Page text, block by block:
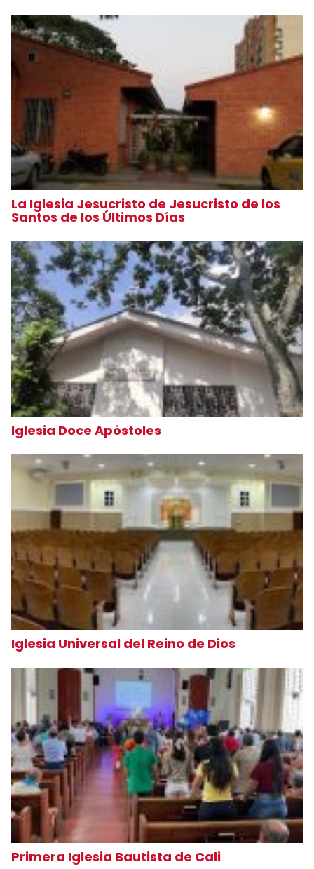
La Iglesia Jesucristo de Jesucristo de los
Santos de los Últimos Días
Iglesia Doce Apóstoles
Iglesia Universal del Reino de Dios
Primera Iglesia Bautista de Cali